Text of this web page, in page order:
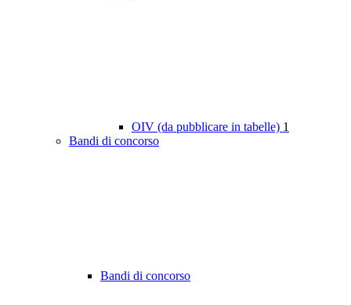
OIV (da pubblicare in tabelle) 1
Bandi di concorso
Bandi di concorso